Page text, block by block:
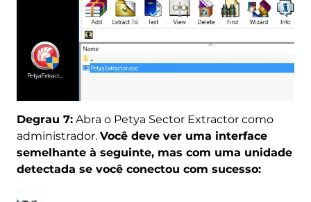
Degrau 7:Abra o Petya Sector Extractor como
administrador. Você deve ver uma interface
semelhante à seguinte, mas com uma unidade
detectada se você conectou com sucesso: